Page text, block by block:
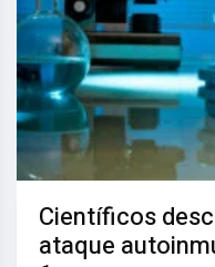
Científicos
ataque